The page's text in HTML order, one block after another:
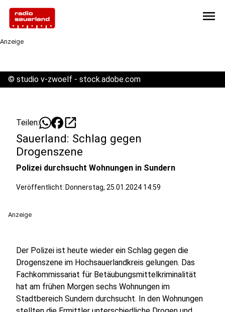
menu
Anzeige
© studio v-zwoelf - stock.adobe.com
Teilen: open_in_new
Sauerland: Schlag gegen
Drogenszene
Polizei durchsucht Wohnungen in Sundern
Veröffentlicht: Donnerstag, 25.01.2024 14:59
Anzeige
Der Polizei ist heute wieder ein Schlag gegen die
Drogenszene im Hochsauerlandkreis gelungen. Das
Fachkommissariat für Betäubungsmittelkriminalität
hat am frühen Morgen sechs Wohnungen im
Stadtbereich Sundern durchsucht. In den Wohnungen